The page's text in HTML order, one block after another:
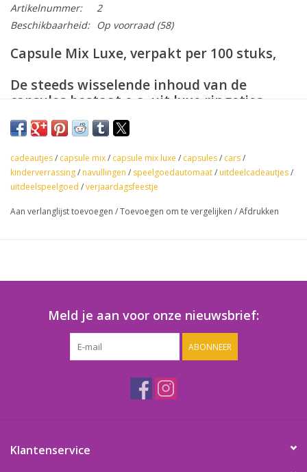
Artikelnummer:
2
Beschikbaarheid:
Op voorraad(58)
Capsule Mix Luxe, verpakt per 100 stuks,
De steeds wisselende inhoud van de
capsules bestaat o,a, uit luxe ringetjes,
Alien mix, silly sports dudes, silly smirx
danglers, ninja's, microsaurs, Bok Choy,
mini-eendjes, funny monkeys, tolletjes,
Figuurtjes Fun Mix, etc,
cadeautjes/ capsule mix/ capsule mix luxe / capsules/ cars/
kinderverrassing/ navullingen / speelgoedautomaat/ uitdeelcadeautjes/
uitdeelspeelgoed /verjaardagsfeestje
Aan verlanglijst toevoegen /Toevoegen om te vergelijken /Afdrukken
Meld je aan voor onze nieuwsbrief:
ABONNEER
Klantenservice